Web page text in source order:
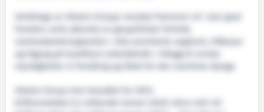
Utviklinga av Ulstein Groups resultat framover vil i stor grad
framleis verte påverka av geopolitiske forhold,
marknadsetterspørselen i våre prioriterte segment, inflasjon
og tilgang på kvalifisert arbeidskraft, i tillegg til norske
myndigheiter si forståing og tiltak for den maritime klynga.
Ulstein Group sine hovudtal for 2023:
Driftsinntekter:1,4 milliardar kroner (2022: 633,4 mill. kr)